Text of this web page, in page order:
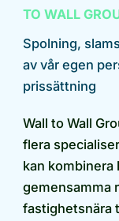
TO WALL
Spolning,
av vår egen
prissättning
Wall to Wall
flera
kan kombinera
gemensamma
fastighetsnära